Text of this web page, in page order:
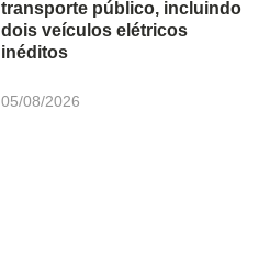
transporte público, incluindo
dois veículos elétricos
inéditos
05/08/2026